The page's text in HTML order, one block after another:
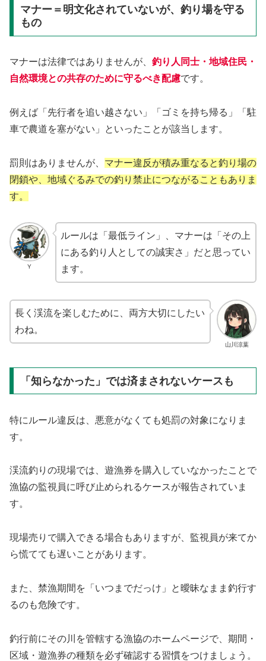
マナー＝明文化されていないが、釣り場を守る
もの
マナーは法律ではありませんが、 釣り人同士・地域住民・
自然環境との共存のために守るべき配慮です。
例えば「先行者を追い越さない」「ゴミを持ち帰る」「駐
車で農道を塞がない」といったことが該当します。
罰則はありませんが、 マナー違反が積み重なると釣り場の
閉鎖や、地域ぐるみでの釣り禁止につながることもありま
す。
Y
ルールは「最低ライン」、マナーは「その上
にある釣り人としての誠実さ」だと思ってい
ます。
山川涼葉
長く渓流を楽しむために、両方大切にしたい
わね。
「知らなかった」では済まされないケースも
特にルール違反は、悪意がなくても処罰の対象になりま
す。
渓流釣りの現場では、遊漁券を購入していなかったことで
漁協の監視員に呼び止められるケースが報告されていま
す。
現場売りで購入できる場合もありますが、監視員が来てか
ら慌てても遅いことがあります。
また、禁漁期間を「いつまでだっけ」と曖昧なまま釣行す
るのも危険です。
釣行前にその川を管轄する漁協のホームページで、期間・
区域・遊漁券の種類を必ず確認する習慣をつけましょう。